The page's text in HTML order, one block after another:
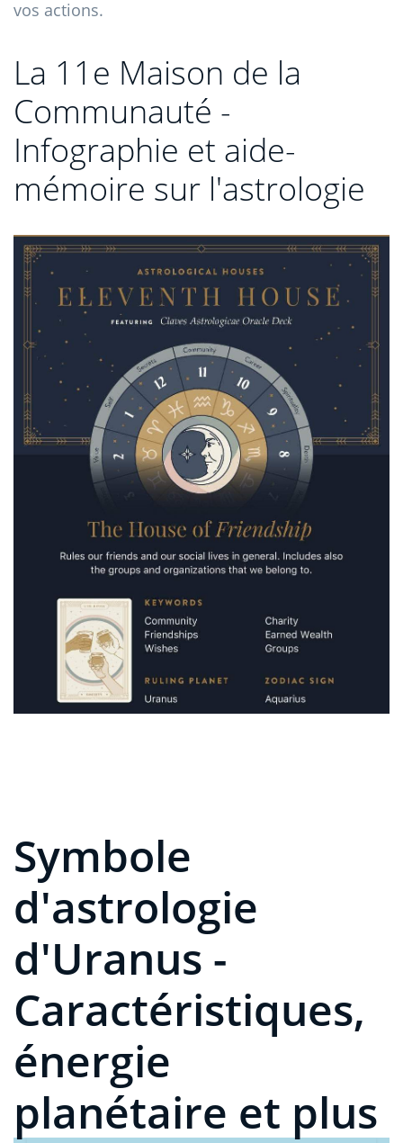
vos actions.
La 11e Maison de la
Communauté -
Infographie et aide-
mémoire sur l'astrologie
Symbole
d'astrologie
d'Uranus -
Caractéristiques,
énergie
planétaire et plus